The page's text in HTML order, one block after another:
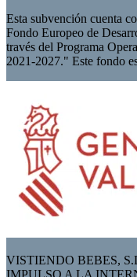
Esta subvención cuenta
Fondo Europeo de
través del Programa
2021-2027." Este fondo
VISTIENDO BEBES,